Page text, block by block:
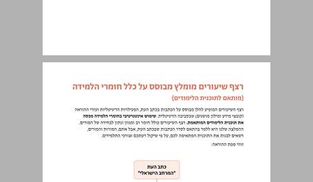
רצף שיעורים מומלץ מבוסס על כלל חומרי הלמידה ... 13